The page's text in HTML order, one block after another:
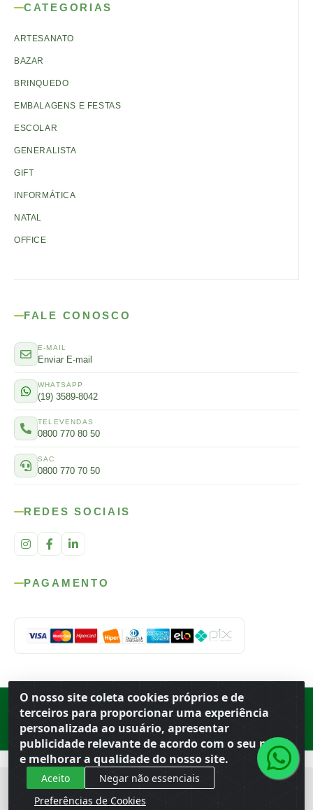
O nosso site coleta cookies próprios e de
terceiros para proporcionar uma experiência
personalizada ao usuário, apresentar
publicidade relevante de acordo com o seu perfil
e melhorar a qualidade do nosso site.
Aceito
Negar não essenciais
Preferências de Cookies
CATEGORIAS
ARTESANATO
BAZAR
BRINQUEDO
EMBALAGENS E FESTAS
ESCOLAR
GENERALISTA
GIFT
INFORMÁTICA
NATAL
OFFICE
FALE CONOSCO
E-MAIL
Enviar E-mail
WHATSAPP
(19) 3589-8042
TELEVENDAS
0800 770 80 50
SAC
0800 770 70 50
REDES SOCIAIS
PAGAMENTO
Porto Ferreira ·BR
13.669-899· CNPJ 56.679.863/0001-91
© 2026 Atacado Ideal